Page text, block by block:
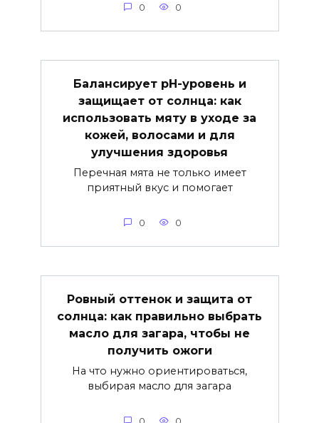
0 0
Балансирует рН-уровень и
защищает от солнца: как
использовать мяту в уходе за
кожей, волосами и для
улучшения здоровья
Перечная мята не только имеет
приятный вкус и помогает
0 0
Ровный оттенок и защита от
солнца: как правильно выбрать
масло для загара, чтобы не
получить ожоги
На что нужно ориентироваться,
выбирая масло для загара